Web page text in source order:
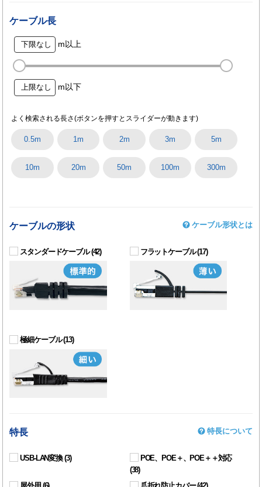
ケーブル長
m以上
m以下
よく検索される長さ(ボタンを押すとスライダーが動きます)
0.5m 1m 2m 3m 5m
10m 20m 50m 100m 300m
ケーブルの形状 ケーブル形状とは
スタンダードケーブル (42) フラットケーブル(17)
極細ケーブル(13)
特長 特長について
USB-LAN変換(3)
POE、POE＋、POE＋＋対応
(38)